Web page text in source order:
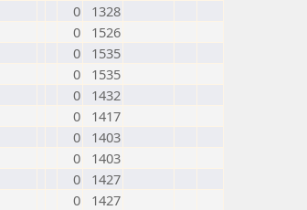
0
1328
0
1526
0
1535
0
1535
0
1432
0
1417
0
1403
0
1403
0
1427
0
1427